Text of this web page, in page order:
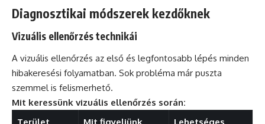
Diagnosztikai módszerek kezdőknek
Vizuális ellenőrzés technikái
A vizuális ellenőrzés az első és legfontosabb lépés minden
hibakeresési folyamatban. Sok probléma már puszta
szemmel is felismerhető.
Mit keressünk vizuális ellenőrzés során: